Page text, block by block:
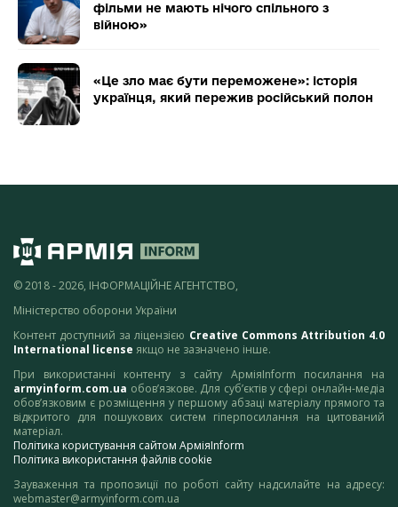
фільми не мають нічого спільного з
війною»
«Це зло має бути переможене»: історія
українця, який пережив російський полон
© 2018 - 2026, ІНФОРМАЦІЙНЕ АГЕНТСТВО,
Міністерство оборони України
Контент доступний за ліцензією Creative Commons Attribution 4.0
International license якщо не зазначено інше.
При використанні контенту з сайту АрміяInform посилання на
armyinform.com.ua обов’язкове. Для суб’єктів у сфері онлайн-медіа
обов’язковим є розміщення у першому абзаці матеріалу прямого та
відкритого для пошукових систем гіперпосилання на цитований
матеріал.
Політика користування сайтом АрміяInform
Політика використання файлів cookie
Зауваження та пропозиції по роботі сайту надсилайте на адресу:
webmaster@armyinform.com.ua